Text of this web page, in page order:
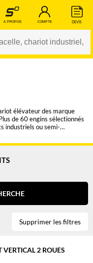
A PROPOS COMPTE DEVIS
élévateur des marque
de 60 engins sélectionnés
industriels ou semi-
7 tonnes ou jusque 25 m de
type de CACES,
courte ou longue, treuil,
Supprimer les filtres
2 ROUES